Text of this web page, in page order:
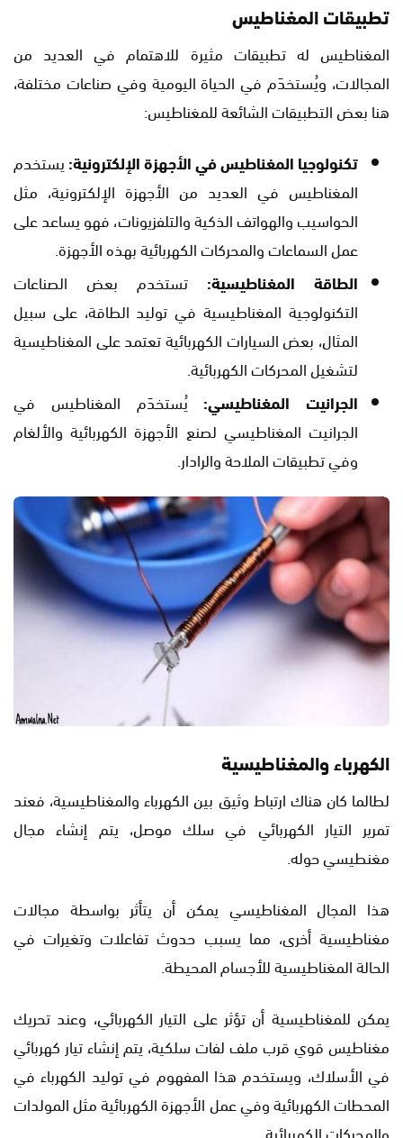
تطبيقات المغناطيس
المغناطيس له تطبيقات مثيرة للاهتمام في العديد من
المجالات، ويُستخدَم في الحياة اليومية وفي صناعات مختلفة،
هنا بعض التطبيقات الشائعة للمغناطيس:
تكنولوجيا المغناطيس في الأجهزة الإلكترونية:يستخدم
المغناطيس في العديد من الأجهزة الإلكترونية، مثل
الحواسيب والهواتف الذكية والتلفزيونات، فهو يساعد على
عمل السماعات والمحركات الكهربائية بهذه الأجهزة.
الطاقة المغناطيسية: تستخدم بعض الصناعات
التكنولوجية المغناطيسية في توليد الطاقة، على سبيل
المثال، بعض السيارات الكهربائية تعتمد على المغناطيسية
لتشغيل المحركات الكهربائية.
الجرانيت المغناطيسي: يُستخدَم المغناطيس في
الجرانيت المغناطيسي لصنع الأجهزة الكهربائية والألغام
وفي تطبيقات الملاحة والرادار.
الكهرباء والمغناطيسية
لطالما كان هناك ارتباط وثيق بين الكهرباء والمغناطيسية، فعند
تمرير التيار الكهربائي في سلك موصل، يتم إنشاء مجال
مغنطيسي حوله.
هذا المجال المغناطيسي يمكن أن يتأثر بواسطة مجالات
مغناطيسية أخرى، مما يسبب حدوث تفاعلات وتغيرات في
الحالة المغناطيسية للأجسام المحيطة.
يمكن للمغناطيسية أن تؤثر على التيار الكهربائي، وعند تحريك
مغناطيس قوي قرب ملف لفات سلكية، يتم إنشاء تيار كهربائي
في الأسلاك، ويستخدم هذا المفهوم في توليد الكهرباء في
المحطات الكهربائية وفي عمل الأجهزة الكهربائية مثل المولدات
والمحركات الكهربائية.